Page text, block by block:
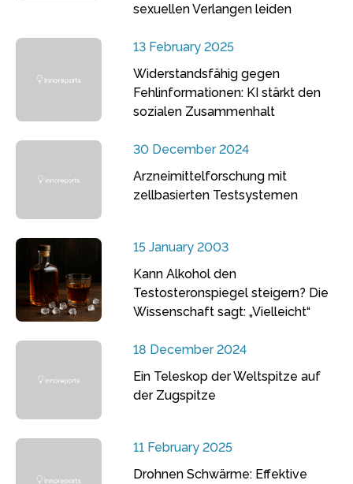
sexuellen Verlangen leiden
13 February 2025
Widerstandsfähig gegen
Fehlinformationen: KI stärkt den
sozialen Zusammenhalt
30 December 2024
Arzneimittelforschung mit
zellbasierten Testsystemen
15 January 2003
Kann Alkohol den
Testosteronspiegel steigern? Die
Wissenschaft sagt: „Vielleicht“
18 December 2024
Ein Teleskop der Weltspitze auf
der Zugspitze
11 February 2025
Drohnen Schwärme: Effektive